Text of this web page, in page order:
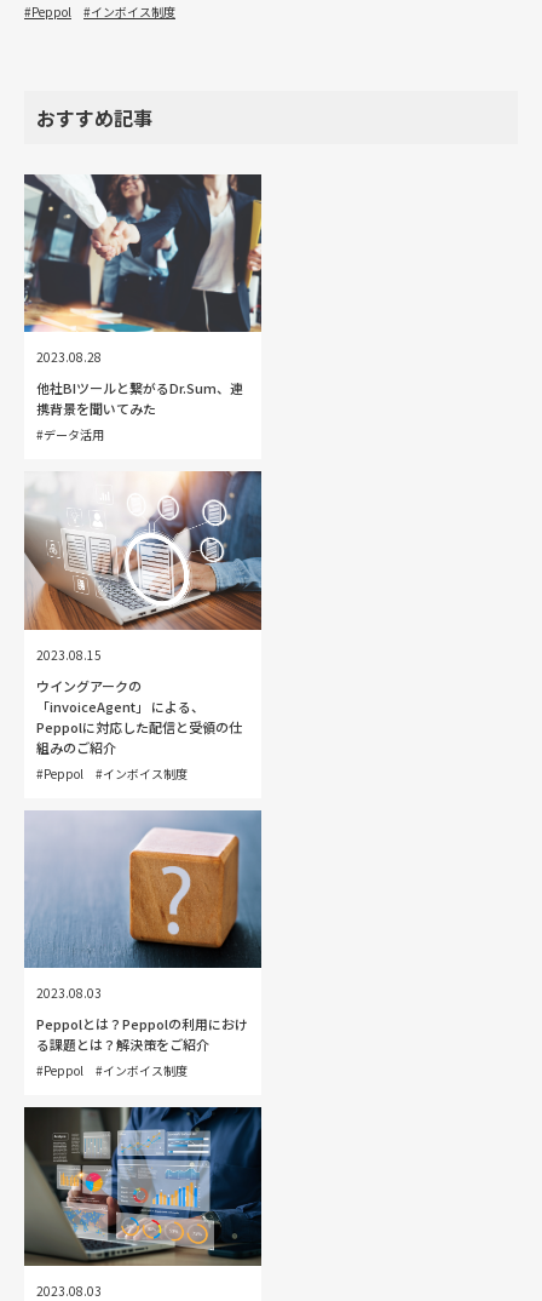
#Peppol #インボイス制度
おすすめ記事
2023.08.28
他社BIツールと繋がるDr.Sum、連
携背景を聞いてみた
#データ活用
2023.08.15
ウイングアークの
「invoiceAgent」 による、
Peppolに対応した配信と受領の仕
組みのご紹介
#Peppol #インボイス制度
2023.08.03
Peppolとは？Peppolの利用におけ
る課題とは？解決策をご紹介
#Peppol #インボイス制度
2023.08.03